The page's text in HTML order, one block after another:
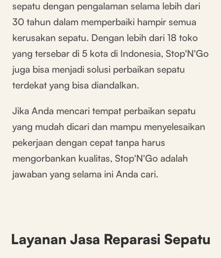
sepatu dengan pengalaman selama lebih dari
30 tahun dalam memperbaiki hampir semua
kerusakan sepatu. Dengan lebih dari 18 toko
yang tersebar di 5 kota di Indonesia, Stop'N'Go
juga bisa menjadi solusi perbaikan sepatu
terdekat yang bisa diandalkan.
Jika Anda mencari tempat perbaikan sepatu
yang mudah dicari dan mampu menyelesaikan
pekerjaan dengan cepat tanpa harus
mengorbankan kualitas, Stop'N'Go adalah
jawaban yang selama ini Anda cari.
Layanan Jasa Reparasi Sepatu